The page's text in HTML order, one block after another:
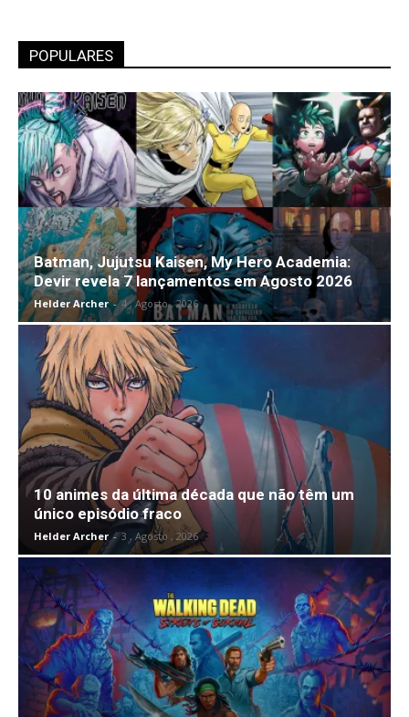
POPULARES
Batman, Jujutsu Kaisen, My Hero Academia:
Devir revela 7 lançamentos em Agosto 2026
Helder Archer - 4 , Agosto , 2026
10 animes da última década que não têm um
único episódio fraco
Helder Archer - 3 , Agosto , 2026